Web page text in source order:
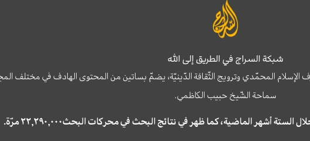
شبكة السراج في الطريق إلى الله
الإسلام المحمّدي وترويج الثّقافة الدّينيّة، يضمّ بساتين من المحتوى الهادف في مختلف
سماحة الشّيخ حبيب الكاظمي.